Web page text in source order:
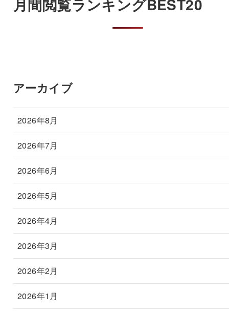
月間閲覧ランキングBEST20
アーカイブ
2026年8月
2026年7月
2026年6月
2026年5月
2026年4月
2026年3月
2026年2月
2026年1月